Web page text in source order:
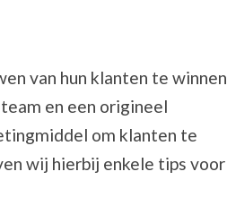
van hun klanten te winnen
en een origineel
om klanten te
wij hierbij enkele tips voor